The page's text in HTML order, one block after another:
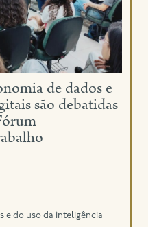
eng
de dados e
são debatidas
e do uso da inteligência